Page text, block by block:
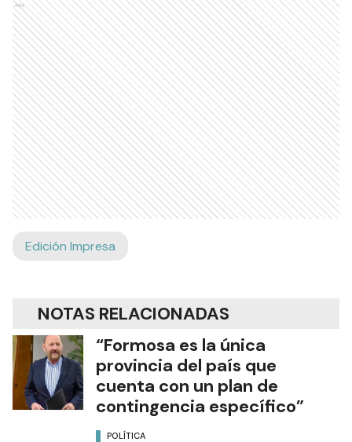
Ads
Edición Impresa
NOTAS RELACIONADAS
“Formosa es la única
provincia del país que
cuenta con un plan de
contingencia específico”
POLÍTICA